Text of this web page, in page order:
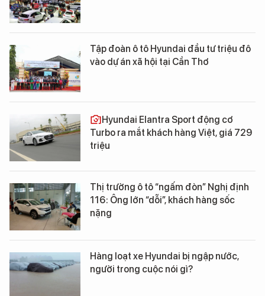
Tập đoàn ô tô Hyundai đầu tư triệu đô
vào dự án xã hội tại Cần Thơ
Hyundai Elantra Sport động cơ
Turbo ra mắt khách hàng Việt, giá 729
triệu
Thị trường ô tô “ngấm đòn” Nghị định
116: Ông lớn “dỗi”, khách hàng sốc
nặng
Hàng loạt xe Hyundai bị ngập nước,
người trong cuộc nói gì?